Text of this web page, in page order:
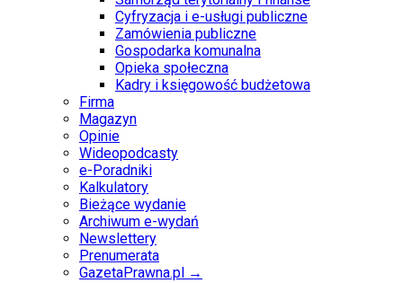
Cyfryzacja i e-usługi publiczne
Zamówienia publiczne
Gospodarka komunalna
Opieka społeczna
Kadry i księgowość budżetowa
Firma
Magazyn
Opinie
Wideopodcasty
e-Poradniki
Kalkulatory
Bieżące wydanie
Archiwum e-wydań
Newslettery
Prenumerata
GazetaPrawna.pl →